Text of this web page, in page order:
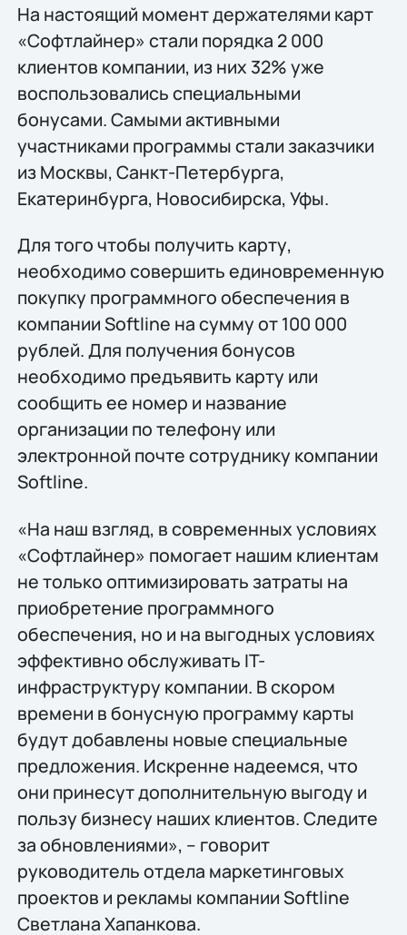
На настоящий момент держателями карт
«Софтлайнер» стали порядка 2 000
клиентов компании, из них 32% уже
воспользовались специальными
бонусами. Самыми активными
участниками программы стали заказчики
из Москвы, Санкт-Петербурга,
Екатеринбурга, Новосибирска, Уфы.
Для того чтобы получить карту,
необходимо совершить единовременную
покупку программного обеспечения в
компании Softline на сумму от 100 000
рублей. Для получения бонусов
необходимо предъявить карту или
сообщить ее номер и название
организации по телефону или
электронной почте сотруднику компании
Softline.
«На наш взгляд, в современных условиях
«Софтлайнер» помогает нашим клиентам
не только оптимизировать затраты на
приобретение программного
обеспечения, но и на выгодных условиях
эффективно обслуживать IT-
инфраструктуру компании. В скором
времени в бонусную программу карты
будут добавлены новые специальные
предложения. Искренне надеемся, что
они принесут дополнительную выгоду и
пользу бизнесу наших клиентов. Следите
за обновлениями», – говорит
руководитель отдела маркетинговых
проектов и рекламы компании Softline
Светлана Хапанкова.